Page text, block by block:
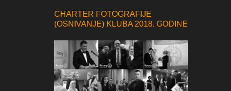
CHARTER FOTOGRAFIJE
(OSNIVANJE) KLUBA 2018. GODINE